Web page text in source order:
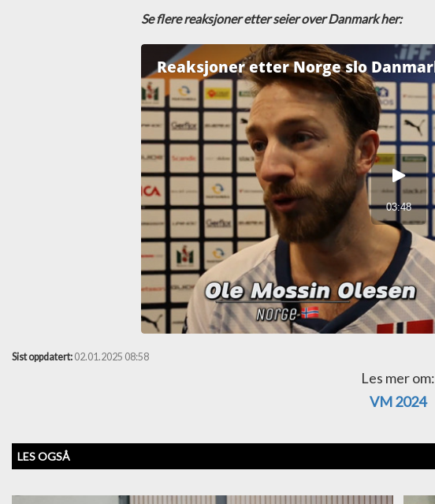
Se flere reaksjoner etter seier over Danmark her:
Sist oppdatert: 02.01.2025 08:58
Les mer om:
VM 2024
LES OGSÅ